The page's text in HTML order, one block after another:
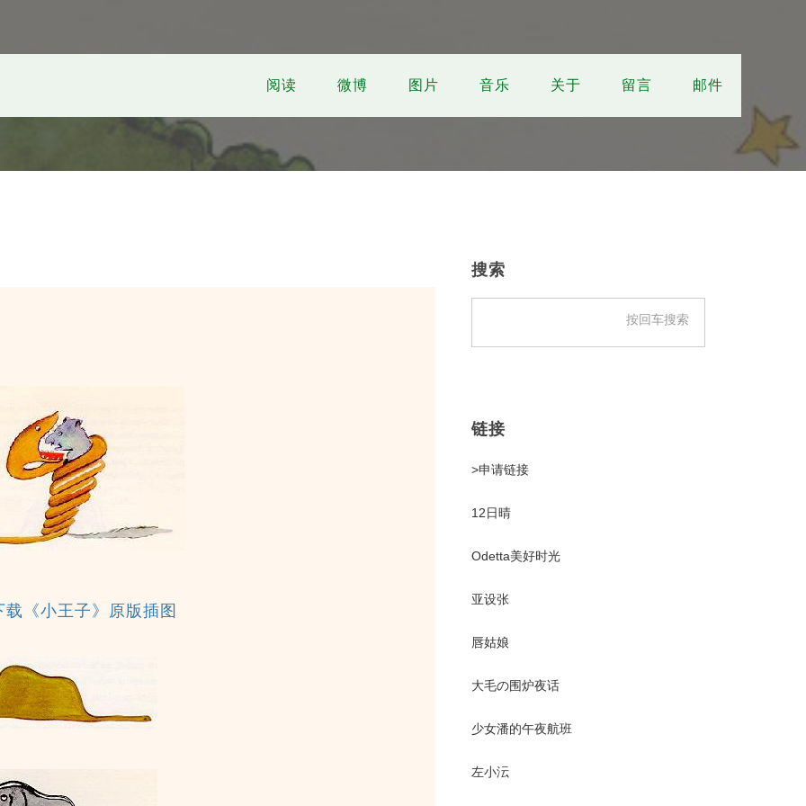
阅读 微博 图片 音乐 关于 留言 邮件
《小王子》原版插图
搜索
链接
>申请链接
12日晴
Odetta美好时光
亚设张
唇姑娘
大毛の围炉夜话
少女潘的午夜航班
左小沄